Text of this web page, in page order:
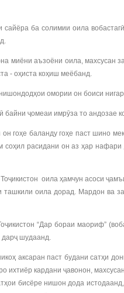
ба солимии оила
миёни аъзоёни оила, махсусан
- оҳиста коҳиш меёбанд.
омории он боиси
байни ҷомеаи имрӯза то
гоҳе баланду гоҳе паст шино
расидани он аз ҳар
оила ҳамчун асоси
оила дорад. Мардон ва
“Дар бораи маориф”
дарҷ шудаанд.
аксаран паст будани сатҳи
кардани ҷавонон,
бисёре нишон дода